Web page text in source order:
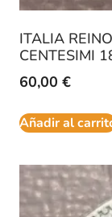
ITALIA
CENTESIMI
60,00 €
Añadir al